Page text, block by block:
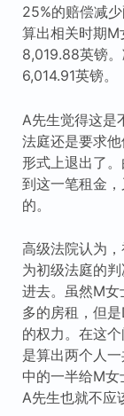
25%的赔偿减
算出相关时期M
8,019.88英镑
6,014.91英镑。
A先生觉得这是
法庭还是要求
形式上退出了
到这一笔租金
的。
高级法院认为
为初级法庭的
进去。虽然M女
多的房租，但
的权力。在这
是算出两个人
中的一半给M女
A先生也就不应